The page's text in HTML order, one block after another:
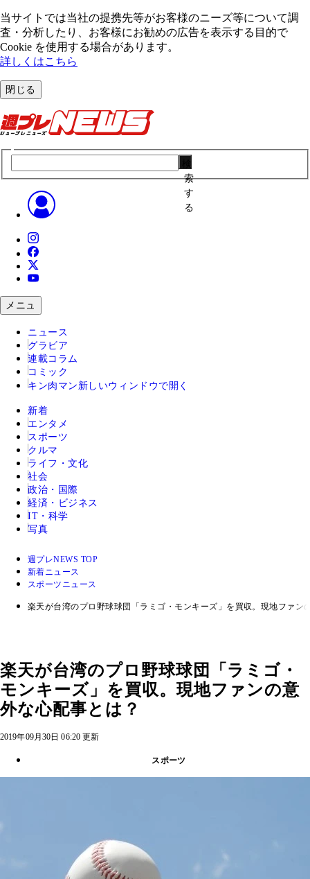
当サイトでは当社の提携先等がお客様のニーズ等について調
査・分析したり、お客様にお勧めの広告を表⽰する⽬的で
Cookie を使⽤する場合があります。
詳しくはこちら
閉じる
索
す
る
メニュ
ニュース
グラビア
連載コラム
コミック
キン肉マン 新しいウィンドウで開く
新着
エンタメ
スポーツ
クルマ
ライフ・文化
社会
政治・国際
経済・ビジネス
IT・科学
写真
週プレNEWS TOP
新着ニュース
スポーツニュース
楽天が台湾のプロ野球球団「ラミゴ・モンキーズ」を買収。現地ファン
楽天が台湾のプロ野球球団「ラミゴ・
モンキーズ」を買収。現地ファンの意
外な心配事とは？
2019年09月30日 06:20 更新
スポーツ